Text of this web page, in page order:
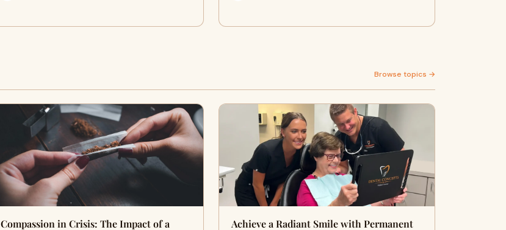
Browse topics →
Compassion in Crisis: The Impact of a Achieve a Radiant Smile with Permanent